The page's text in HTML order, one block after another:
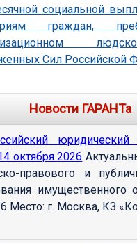
социальной
граждан,
Сил Российской
Новости ГАРАНТа
октября 2026
правового и
имущественного
Место: г. Москва, КЗ